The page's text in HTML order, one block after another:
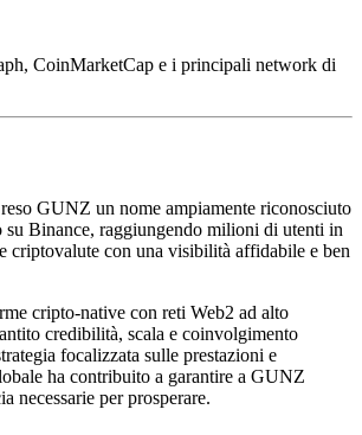
CoinMarketCap e i principali network di
GUNZ un nome ampiamente riconosciuto
su Binance, raggiungendo milioni di utenti in
criptovalute con una visibilità affidabile e ben
cripto-native con reti Web2 ad alto
credibilità, scala e coinvolgimento
focalizzata sulle prestazioni e
ha contribuito a garantire a GUNZ
necessarie per prosperare.